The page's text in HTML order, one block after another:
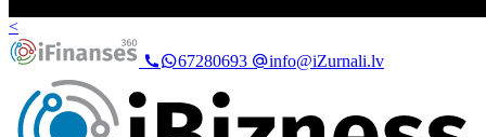
<
67280693
info@iZurnali.lv